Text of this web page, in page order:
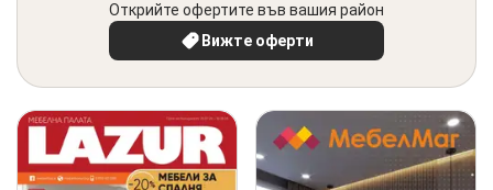
Открийте офертите във вашия район
Вижте оферти